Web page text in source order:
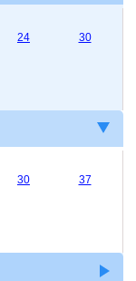
24 30
30 37